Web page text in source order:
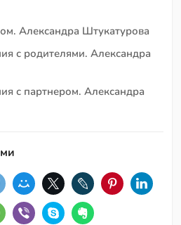
Александра Штукатурова
с родителями. Александра
с партнером. Александра